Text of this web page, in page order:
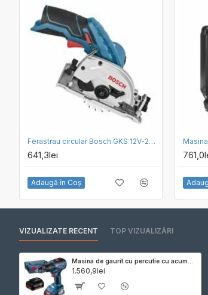
Ferastrau circular Bosch GKS 12V-26 - SOLO
641,3lei
Adaugă în Coş
VIZUALIZATE RECENT TOP VIZUALIZĂRI
1.560,9lei